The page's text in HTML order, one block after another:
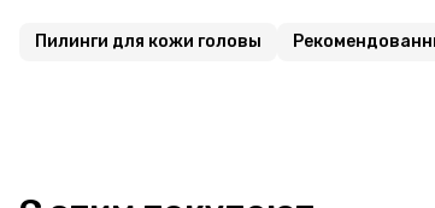
Пилинги для кожи головы